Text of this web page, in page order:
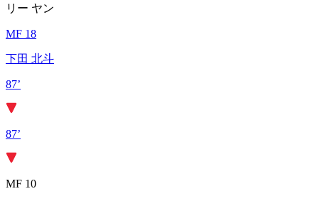
リー ヤン
MF 18
下田 北斗
87’
87’
MF 10